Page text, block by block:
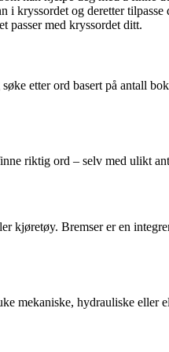
kryssordet og deretter
passer med kryssordet ditt.
etter ord basert på antall
riktig ord – selv med ulikt
kjøretøy. Bremser er en
mekaniske, hydrauliske